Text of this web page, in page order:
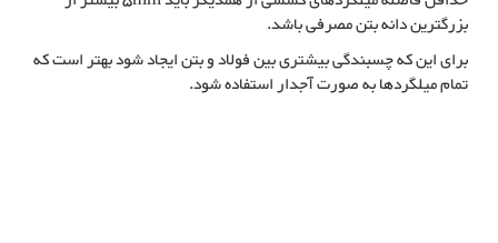
بزرگترین دانه بتن مصرفی باشد.
برای این که چسبندگی بیشتری بین فولاد و بتن ایجاد شود بهتر است که
تمام میلگردها به صورت آجدار استفاده شود.